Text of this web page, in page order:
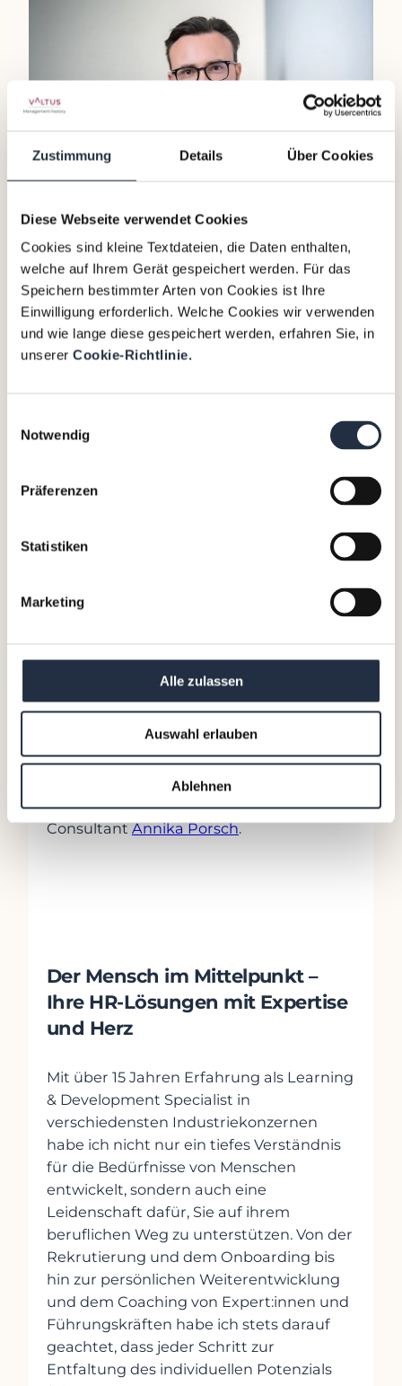
Zustimmung Details Über Cookies
Diese Webseite verwendet Cookies
Cookies sind kleine Textdateien, die Daten enthalten,
welche auf Ihrem Gerät gespeichert werden. Für das
Speichern bestimmter Arten von Cookies ist Ihre
Einwilligung erforderlich. Welche Cookies wir verwenden
und wie lange diese gespeichert werden, erfahren Sie, in
unserer Cookie-Richtlinie.
Notwendig
Präferenzen
Statistiken
Marketing
Alle zulassen
Auswahl erlauben
Ablehnen
Ansprechpartnerin für
Kund:innen &
Interim Manager:innen:
Kontaktieren Sie unseren Talent
ConsultantAnnika Porsch.
Der Mensch im Mittelpunkt –
Ihre HR-Lösungen mit Expertise
und Herz
Mit über 15 Jahren Erfahrung als Learning
& Development Specialist in
verschiedensten Industriekonzernen
habe ich nicht nur ein tiefes Verständnis
für die Bedürfnisse von Menschen
entwickelt, sondern auch eine
Leidenschaft dafür, Sie auf ihrem
beruflichen Weg zu unterstützen. Von der
Rekrutierung und dem Onboarding bis
hin zur persönlichen Weiterentwicklung
und dem Coaching von Expert:innen und
Führungskräften habe ich stets darauf
geachtet, dass jeder Schritt zur
Entfaltung des individuellen Potenzials